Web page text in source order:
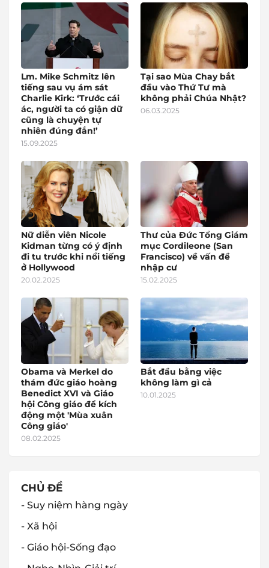
Lm. Mike Schmitz lên
tiếng sau vụ ám sát
Charlie Kirk: ‘Trước cái
ác, người ta có giận dữ
cũng là chuyện tự
nhiên đúng đắn!’
15.09.2025
Tại sao Mùa Chay bắt
đầu vào Thứ Tư mà
không phải Chúa Nhật?
06.03.2025
Nữ diễn viên Nicole
Kidman từng có ý định
đi tu trước khi nổi tiếng
ở Hollywood
20.02.2025
Thư của Đức Tổng Giám
mục Cordileone (San
Francisco) về vấn đề
nhập cư
15.02.2025
Obama và Merkel do
thám đức giáo hoàng
Benedict XVI và Giáo
hội Công giáo để kích
động một 'Mùa xuân
Công giáo'
08.02.2025
Bắt đầu bằng việc
không làm gì cả
10.01.2025
CHỦ ĐỀ
- Suy niệm hàng ngày
- Xã hội
- Giáo hội-Sống đạo